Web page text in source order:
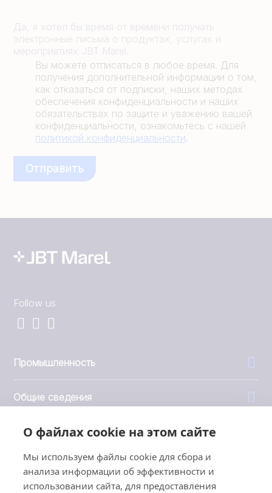
О файлах cookie на этом сайте
Мы используем файлы cookie для сбора и
анализа информации об эффективности и
использовании сайта, для предоставления
Да, я хотел бы время от времени получать
электронные письма о продуктах, услугах и
мероприятиях JBT Marel.
Вы можете отписаться в любое время. Для
получения дополнительной информации о том,
как отказаться от подписки, наших методах
обеспечения конфиденциальности и наших
обязательствах по защите и уважению вашей
конфиденциальности, ознакомьтесь с нашей
политикой конфиденциальности.
Follow us
Промышленность
Общие сведения
Компания